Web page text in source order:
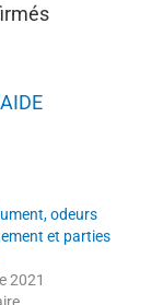
odeurs
et parties
2021